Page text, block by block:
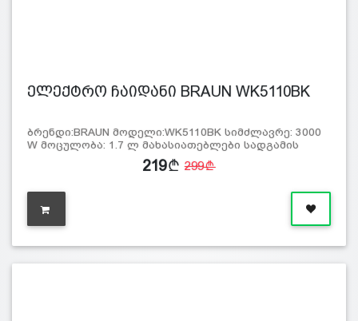
ელექტრო ჩაიდანი BRAUN WK5110BK
ბრენდი:BRAUN მოდელი:WK5110BK სიმძლავრე: 3000
W მოცულობა: 1.7 ლ მახასიათებლები სადგამის
219 299